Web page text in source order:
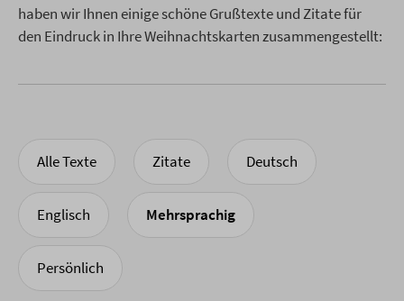
haben wir Ihnen einige schöne Grußtexte und Zitate für
den Eindruck in Ihre Weihnachtskarten zusammengestellt:
Alle Texte Zitate Deutsch
Englisch Mehrsprachig
Persönlich